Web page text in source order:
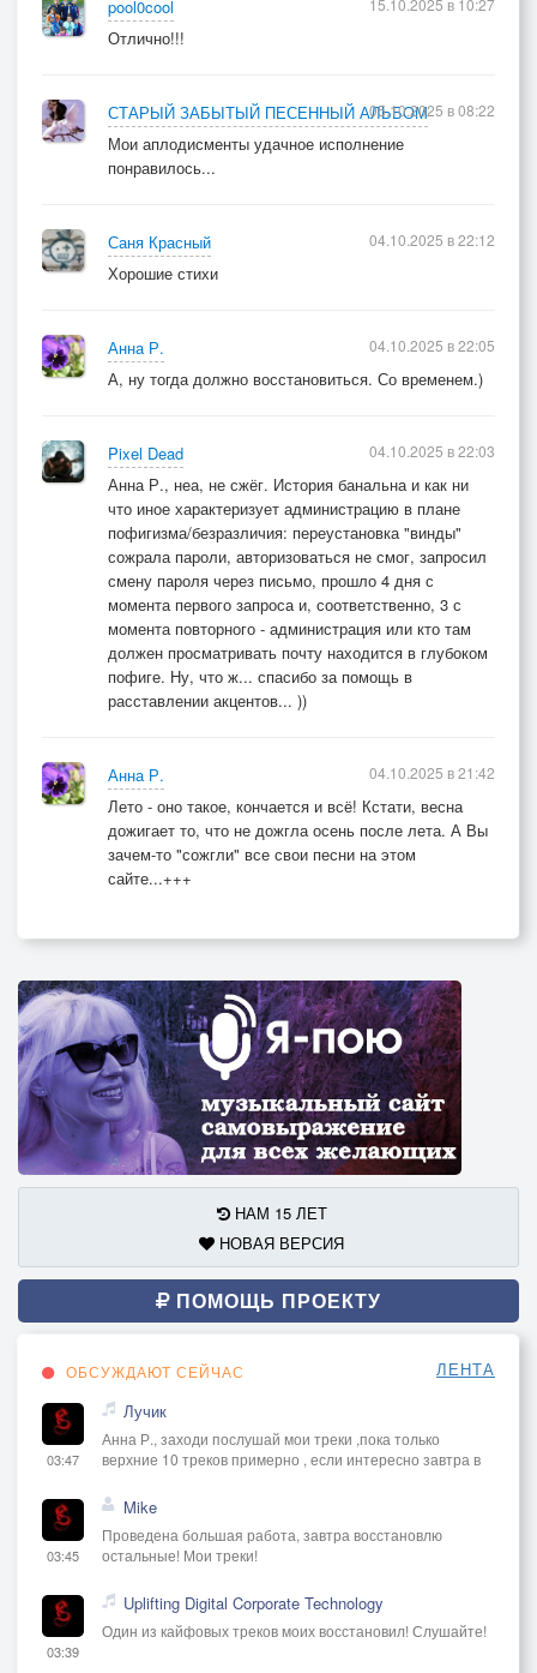
pool0cool
Отлично!!!
15.10.2025 в 10:27
СТАРЫЙ ЗАБЫТЫЙ ПЕСЕННЫЙ АЛЬБОМ
Мои аплодисменты удачное исполнение
понравилось...
05.10.2025 в 08:22
Саня Красный
Хорошие стихи
04.10.2025 в 22:12
Анна Р.
А, ну тогда должно восстановиться. Со временем.)
04.10.2025 в 22:05
Pixel Dead
Анна Р., неа, не сжёг. История банальна и как ни
что иное характеризует администрацию в плане
пофигизма/безразличия: переустановка "винды"
сожрала пароли, авторизоваться не смог, запросил
смену пароля через письмо, прошло 4 дня с
момента первого запроса и, соответственно, 3 с
момента повторного - администрация или кто там
должен просматривать почту находится в глубоком
пофиге. Ну, что ж... спасибо за помощь в
расставлении акцентов... ))
04.10.2025 в 22:03
Анна Р.
Лето - оно такое, кончается и всё! Кстати, весна
дожигает то, что не дожгла осень после лета. А Вы
зачем-то "сожгли" все свои песни на этом
сайте...+++
04.10.2025 в 21:42
НАМ 15 ЛЕТ
НОВАЯ ВЕРСИЯ
ПОМОЩЬ ПРОЕКТУ
ОБСУЖДАЮТ СЕЙЧАС ЛЕНТА
03:47
Лучик
Анна Р., заходи послушай мои треки ,пока только
верхние 10 треков примерно , если интересно завтра в
03:45
Mike
Проведена большая работа, завтра восстановлю
остальные! Мои треки!
03:39
Uplifting Digital Corporate Technology
Один из кайфовых треков моих восстановил! Слушайте!